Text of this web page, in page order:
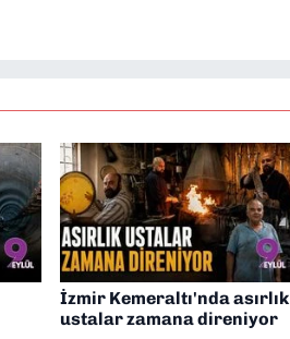
İzmir Kemeraltı'nda asırlık
ustalar zamana direniyor